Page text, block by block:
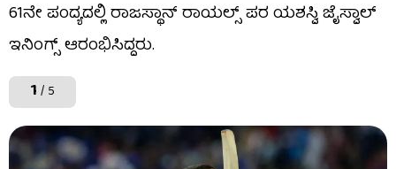
61ನೇ ಪಂದ್ಯದಲ್ಲಿ ರಾಜಸ್ಥಾನ್ ರಾಯಲ್ಸ್ ಪರ ಯಶಸ್ವಿ ಜೈಸ್ವಾಲ್
ಇನಿಂಗ್ಸ್ ಆರಂಭಿಸಿದ್ದರು.
1 / 5